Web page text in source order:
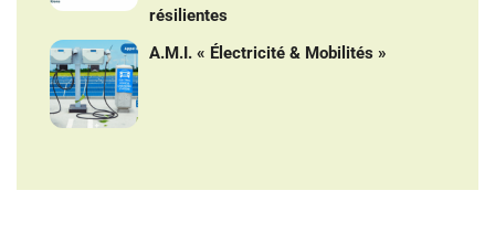
résilientes
A.M.I. « Électricité & Mobilités »